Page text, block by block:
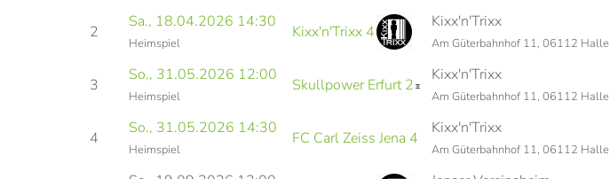
2
Sa., 18.04.2026 14:30
Heimspiel
Kixx'n'Trixx 4
Kixx'n'Trixx
Am Güterbahnhof 11, 06112 Halle
3
So., 31.05.2026 12:00
Heimspiel
Skullpower Erfurt 2
Kixx'n'Trixx
Am Güterbahnhof 11, 06112 Halle
4
So., 31.05.2026 14:30
Heimspiel
FC Carl Zeiss Jena 4
Kixx'n'Trixx
Am Güterbahnhof 11, 06112 Halle